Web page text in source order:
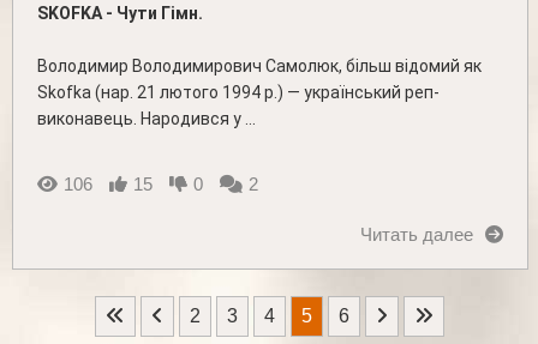
SKOFKA - Чути Гімн.
Володимир Володимирович Самолюк, більш відомий як
Skofka (нар. 21 лютого 1994 р.) — український реп-
виконавець. Народився у ...
106 15 0 2
Читать далее
2 3 4 5 6